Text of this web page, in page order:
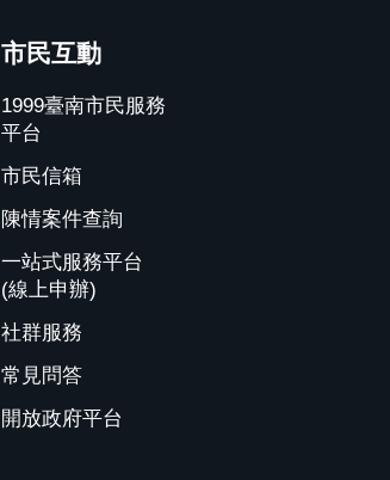
市民互動
1999臺南市民服務
平台
市民信箱
陳情案件查詢
一站式服務平台
(線上申辦)
社群服務
常見問答
開放政府平台